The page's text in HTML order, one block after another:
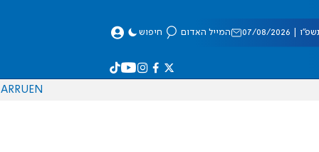
08/2026 המייל האדום חיפוש
EN
RU
AR